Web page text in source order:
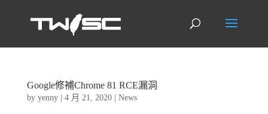
Google修補Chrome 81 RCE漏洞
by yenny| 4 月 21, 2020| News